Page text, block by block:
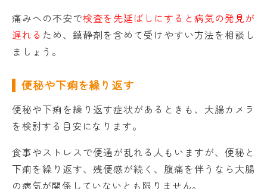
痛みへの不安で検査を先延ばしにすると病気の発見が
遅れる ため、鎮静剤を含めて受けやすい方法を相談し
ましょう。
便秘や下痢を繰り返す
便秘や下痢を繰り返す症状があるときも、大腸カメラ
を検討する目安になります。
食事やストレスで便通が乱れる人もいますが、便秘と
下痢を繰り返す、残便感が続く、腹痛を伴うなら大腸
の病気が関係していないとも限りません。